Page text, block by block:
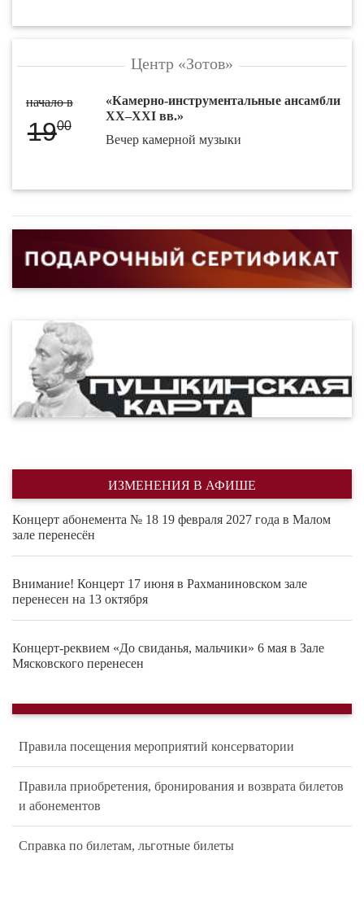
Центр «Зотов»
начало в
1900
«Камерно-инструментальные ансамбли
XX–XXI вв.»
Вечер камерной музыки
ИЗМЕНЕНИЯ В АФИШЕ
Концерт абонемента № 18 19 февраля 2027 года в Малом
зале перенесён
Внимание! Концерт 17 июня в Рахманиновском зале
перенесен на 13 октября
Концерт-реквием «До свиданья, мальчики» 6 мая в Зале
Мясковского перенесен
Правила посещения мероприятий консерватории
Правила приобретения, бронирования и возврата билетов
и абонементов
Справка по билетам, льготные билеты